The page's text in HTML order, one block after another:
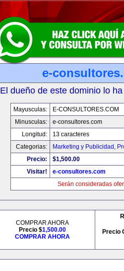
e-
El dueño de este dominio lo
Mayusculas:
E-CONSULTORES.COM
Minusculas:
e-consultores.com
Longitud:
13 caracteres
Categorias:
Marketing y Publicidad ,
Precio:
$1,500.00
Visitar!
e-consultores.com
Serán consideradas
COMPRAR AHORA
Precio $1,500.00
COMPRAR AHORA
Precio